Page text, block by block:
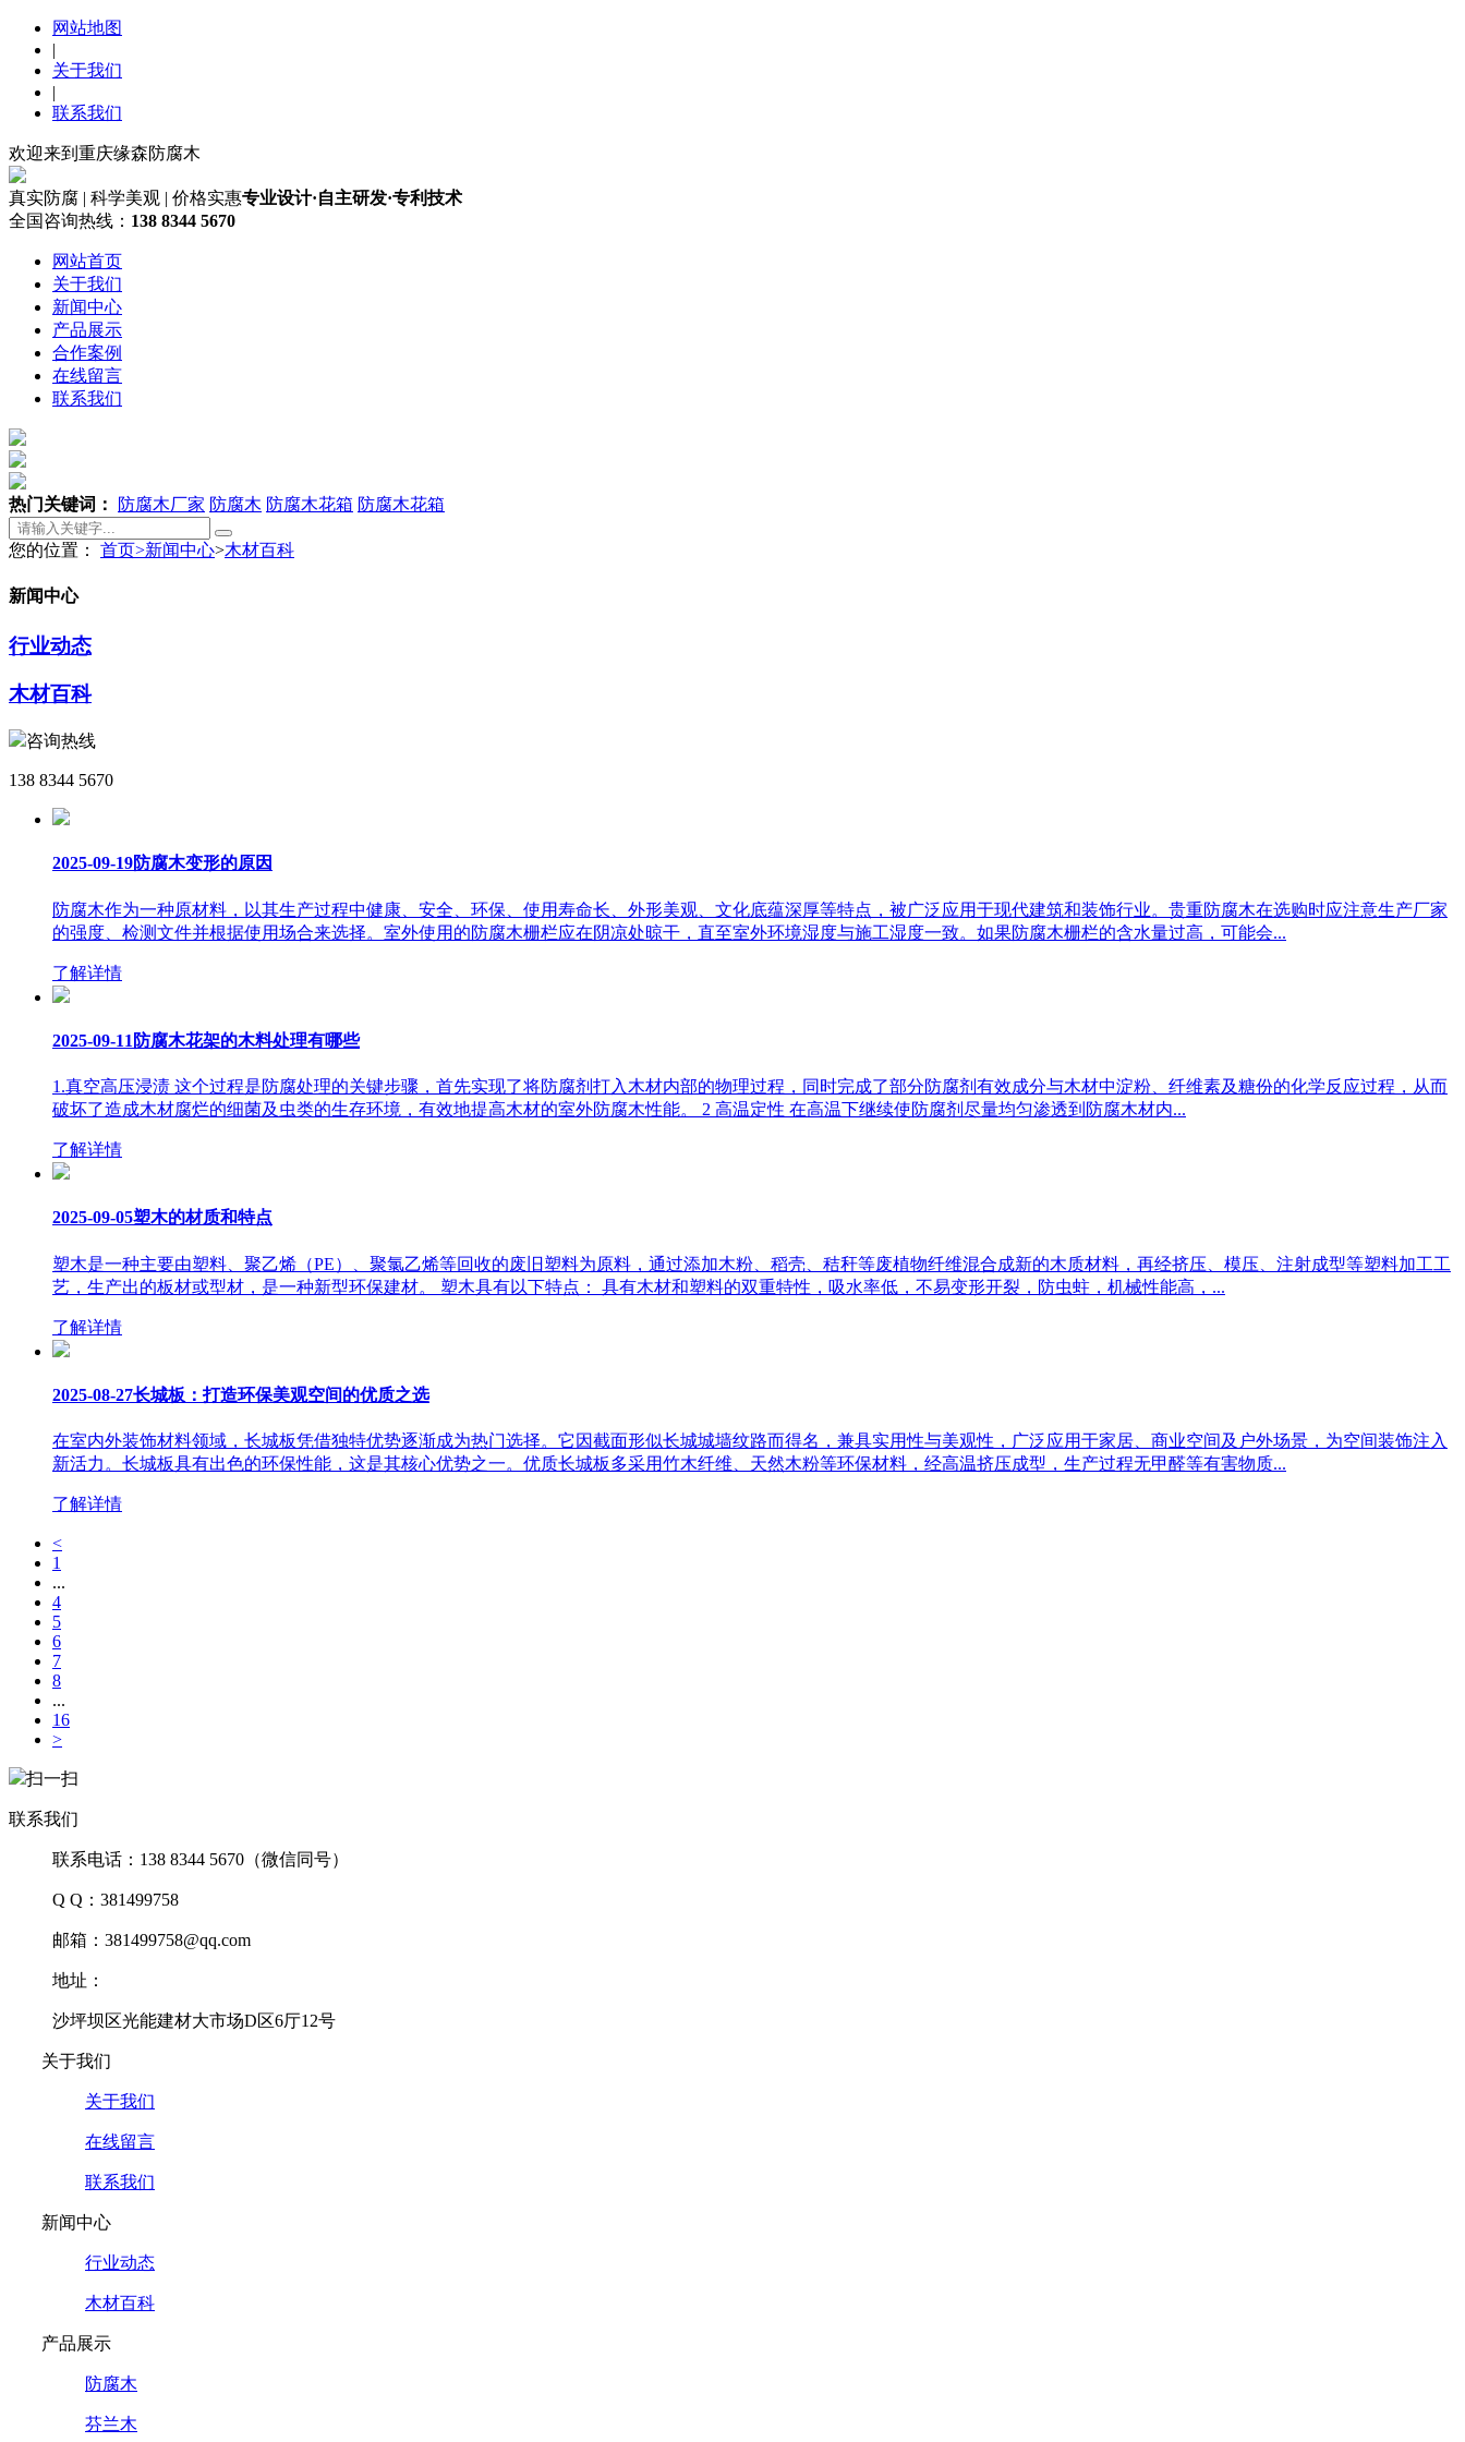
网站地图
|
关于我们
|
联系我们
欢迎来到重庆缘森防腐木
真实防腐 | 科学美观 | 价格实惠专业设计·自主研发·专利技术
全国咨询热线： 138 8344 5670
网站首页
关于我们
新闻中心
产品展示
合作案例
在线留言
联系我们
热门关键词： 防腐木厂家 防腐木 防腐木花箱 防腐木花箱
您的位置： 首页>新闻中心>木材百科
新闻中心
行业动态
木材百科
咨询热线
138 8344 5670
2025-09-19防腐木变形的原因
防腐木作为一种原材料，以其生产过程中健康、安全、环保、使用寿命长、外形美观、文化底蕴深厚等特点，被广泛应用于现代建筑和装饰行业。贵重防腐木在选购时应注意生产厂家
的强度、检测文件并根据使用场合来选择。室外使用的防腐木栅栏应在阴凉处晾干，直至室外环境湿度与施工湿度一致。如果防腐木栅栏的含水量过高，可能会...
了解详情
2025-09-11 防腐木花架的木料处理有哪些
1.真空高压浸渍 这个过程是防腐处理的关键步骤，首先实现了将防腐剂打入木材内部的物理过程，同时完成了部分防腐剂有效成分与木材中淀粉、纤维素及糖份的化学反应过程，从而
破坏了造成木材腐烂的细菌及虫类的生存环境，有效地提高木材的室外防腐木性能。 2 高温定性 在高温下继续使防腐剂尽量均匀渗透到防腐木材内...
了解详情
2025-09-05塑木的材质和特点
塑木是一种主要由塑料、聚乙烯（PE）、聚氯乙烯等回收的废旧塑料为原料，通过添加木粉、稻壳、秸秆等废植物纤维混合成新的木质材料，再经挤压、模压、注射成型等塑料加工工
艺，生产出的板材或型材，是一种新型环保建材。 塑木具有以下特点： 具有木材和塑料的双重特性，吸水率低，不易变形开裂，防虫蛀，机械性能高，...
了解详情
2025-08-27长城板：打造环保美观空间的优质之选
在室内外装饰材料领域，长城板凭借独特优势逐渐成为热门选择。它因截面形似长城城墙纹路而得名，兼具实用性与美观性，广泛应用于家居、商业空间及户外场景，为空间装饰注入
新活力。长城板具有出色的环保性能，这是其核心优势之一。优质长城板多采用竹木纤维、天然木粉等环保材料，经高温挤压成型，生产过程无甲醛等有害物质...
了解详情
<
1
...
4
5
6
7
8
...
16
>
扫一扫
联系我们
联系电话：138 8344 5670（微信同号）
Q Q：381499758
邮箱：381499758@qq.com
地址：
沙坪坝区光能建材大市场D区6厅12号
关于我们
关于我们
在线留言
联系我们
新闻中心
行业动态
木材百科
产品展示
防腐木
芬兰木